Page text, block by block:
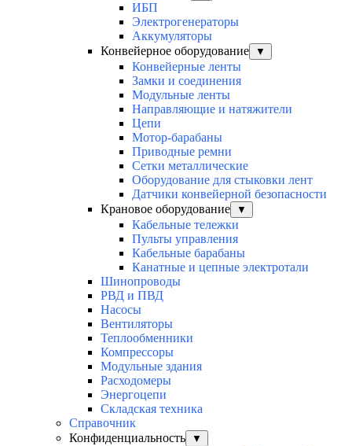
ИБП
Электрогенераторы
Аккумуляторы
Конвейерное оборудование
▼
Конвейерные ленты
Замки и соединения
Модульные ленты
Направляющие и натяжители
Цепи
Мотор-барабаны
Приводные ремни
Сетки металлические
Оборудование для стыковки лент
Датчики конвейерной безопасности
Крановое оборудование
▼
Кабельные тележки
Пульты управления
Кабельные барабаны
Канатные и цепные электротали
Шинопроводы
РВД и ПВД
Насосы
Вентиляторы
Теплообменники
Компрессоры
Модульные здания
Расходомеры
Энергоцепи
Складская техника
Справочник
Конфиденциальность
▼